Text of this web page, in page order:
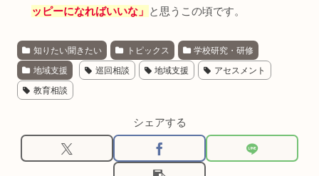
ッピーになればいいな」 と思うこの頃です。
知りたい聞きたい トピックス 学校研究・研修
地域支援 巡回相談 地域支援 アセスメント
教育相談
シェアする